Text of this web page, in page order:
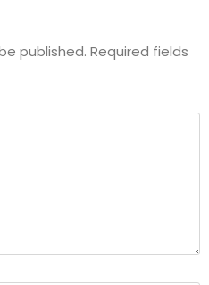
published. Required fields